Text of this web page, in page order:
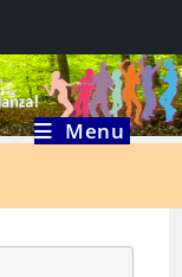
Menu